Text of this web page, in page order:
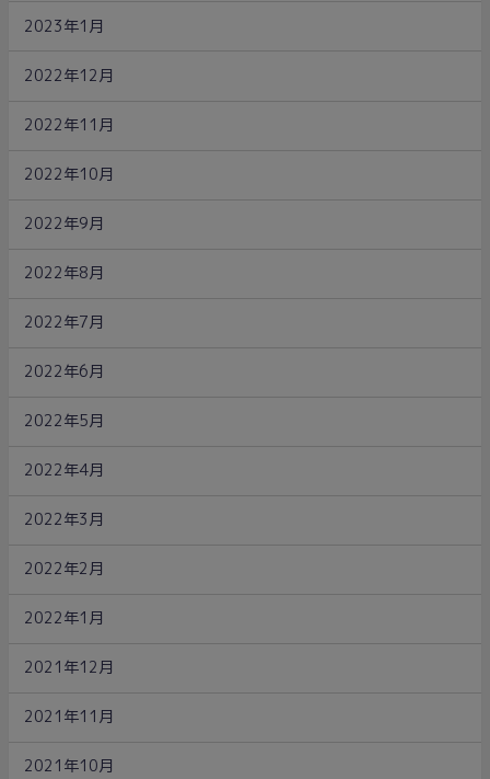
2023年1月
2022年12月
2022年11月
2022年10月
2022年9月
2022年8月
2022年7月
2022年6月
2022年5月
2022年4月
2022年3月
2022年2月
2022年1月
2021年12月
2021年11月
2021年10月